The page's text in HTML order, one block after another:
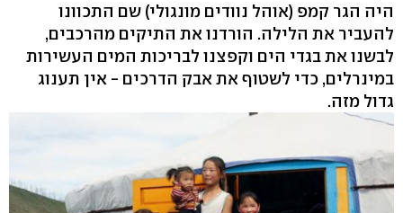
היה הגר קמפ (אוהל נוודים מונגולי) שם התכוונו
להעביר את הלילה. הורדנו את התיקים מהרכבים,
לבשנו את בגדי הים וקפצנו לבריכות המים העשירות
במינרלים, כדי לשטוף את אבק הדרכים - אין תענוג
גדול מזה.